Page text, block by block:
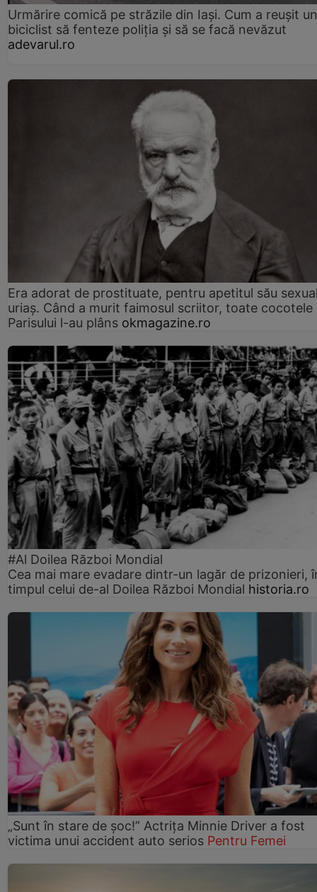
Urmărire comică pe străzile din Iași. Cum a reușit un
biciclist să fenteze poliția și să se facă nevăzut
adevarul.ro
Era adorat de prostituate, pentru apetitul său
uriaș. Când a murit faimosul scriitor, toate cocotele
Parisului l-au plâns okmagazine.ro
#Al Doilea Război Mondial
Cea mai mare evadare dintr-un lagăr de prizonieri,
timpul celui de-al Doilea Război Mondial historia.ro
„Sunt în stare de șoc!” Actrița Minnie Driver a fost
victima unui accident auto serios Pentru Femei